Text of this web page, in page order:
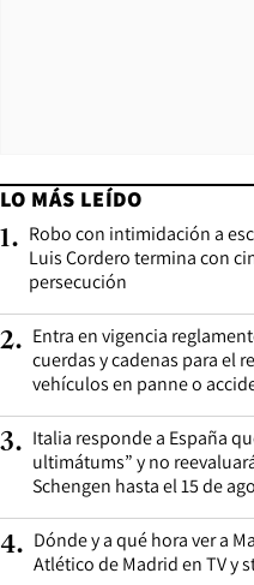
LO MÁS LEÍDO
1. Robo con intimidación a
Luis Cordero termina con
persecución
2. Entra en vigencia
cuerdas y cadenas para el
vehículos en panne o
3. Italia responde a España
ultimátums” y no
Schengen hasta el 15 de
4. Dónde y a qué hora ver a
Atlético de Madrid en TV y